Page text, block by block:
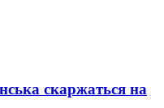
скаржаться на